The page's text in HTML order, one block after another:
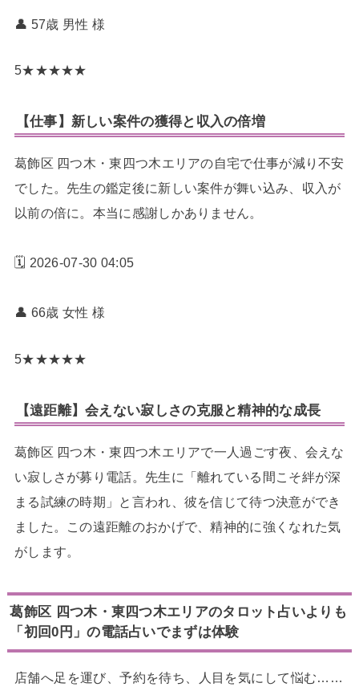
👤 57歳 男性 様
5★★★★★
【仕事】新しい案件の獲得と収入の倍増
葛飾区 四つ木・東四つ木エリアの自宅で仕事が減り不安
でした。先生の鑑定後に新しい案件が舞い込み、収入が
以前の倍に。本当に感謝しかありません。
🗓️ 2026-07-30 04:05
👤 66歳 女性 様
5★★★★★
【遠距離】会えない寂しさの克服と精神的な成長
葛飾区 四つ木・東四つ木エリアで一人過ごす夜、会えな
い寂しさが募り電話。先生に「離れている間こそ絆が深
まる試練の時期」と言われ、彼を信じて待つ決意ができ
ました。この遠距離のおかげで、精神的に強くなれた気
がします。
葛飾区 四つ木・東四つ木エリアのタロット占いよりも
「初回0円」の電話占いでまずは体験
店舗へ足を運び、予約を待ち、人目を気にして悩む……